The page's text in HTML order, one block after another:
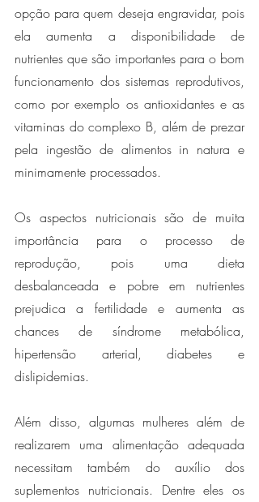
opção para quem deseja engravidar, pois
ela aumenta a disponibilidade de
nutrientes que são importantes para o bom
funcionamento dos sistemas reprodutivos,
como por exemplo os antioxidantes e as
vitaminas do complexo B, além de prezar
pela ingestão de alimentos in natura e
minimamente processados.
Os aspectos nutricionais são de muita
importância para o processo de
reprodução, pois uma dieta
desbalanceada e pobre em nutrientes
prejudica a fertilidade e aumenta as
chances de síndrome metabólica,
hipertensão arterial, diabetes e
dislipidemias.
Além disso, algumas mulheres além de
realizarem uma alimentação adequada
necessitam também do auxílio dos
suplementos nutricionais. Dentre eles os